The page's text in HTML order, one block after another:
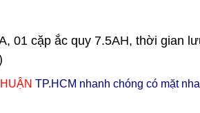
01 cặp ắc quy 7.5AH, thời gian
TP.HCM nhanh chóng có mặt